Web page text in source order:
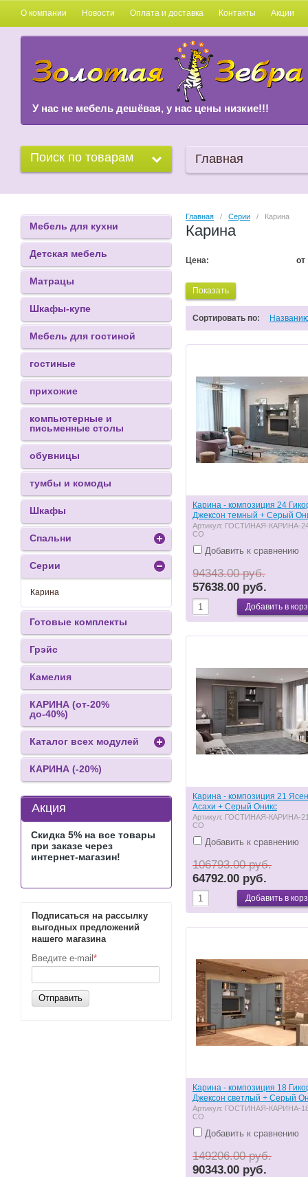
О компании Новости Оплата и доставка Контакты Акции
У нас не мебель дешёвая, у нас цены низкие!!!
Поиск по товарам Главная
Мебель для кухни
Детская мебель
Матрацы
Шкафы-купе
Мебель для гостиной
гостиные
прихожие
компьютерные и
письменные столы
обувницы
тумбы и комоды
Шкафы
Спальни
Серии
Карина
Готовые комплекты
Грэйс
Камелия
КАРИНА (от-20%
до-40%)
Каталог всех модулей
КАРИНА (-20%)
Акция
Скидка 5% на все товары
при заказе через
интернет-магазин!
Подписаться на рассылку
выгодных предложений
нашего магазина
Введите e-mail *
Отправить
Главная
   /
Серии
   /   Карина
Карина
Цена: от
Показать
Сортировать по:
Карина - композиция 24
Джексон темный + Серый
Артикул: ГОСТИНАЯ-КАРИНА-
СО
Добавить к сравнению
94343.00 руб.
57638.00 руб.
Карина - композиция 21
Асахи + Серый Оникс
Артикул: ГОСТИНАЯ-КАРИНА-
СО
Добавить к сравнению
106793.00 руб.
64792.00 руб.
Карина - композиция 18
Джексон светлый + Серый
Артикул: ГОСТИНАЯ-КАРИНА-
СО
Добавить к сравнению
149206.00 руб.
90343.00 руб.